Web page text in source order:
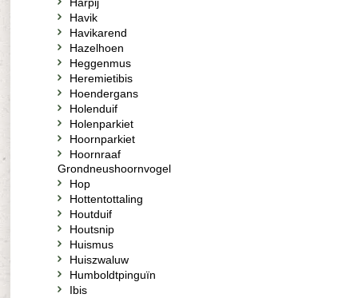
Havik
Havikarend
Hazelhoen
Heggenmus
Heremietibis
Hoendergans
Holenduif
Holenparkiet
Hoornparkiet
Hoornraaf
Grondneushoornvogel
Hop
Hottentottaling
Houtduif
Houtsnip
Huismus
Huiszwaluw
Humboldtpinguïn
Ibis